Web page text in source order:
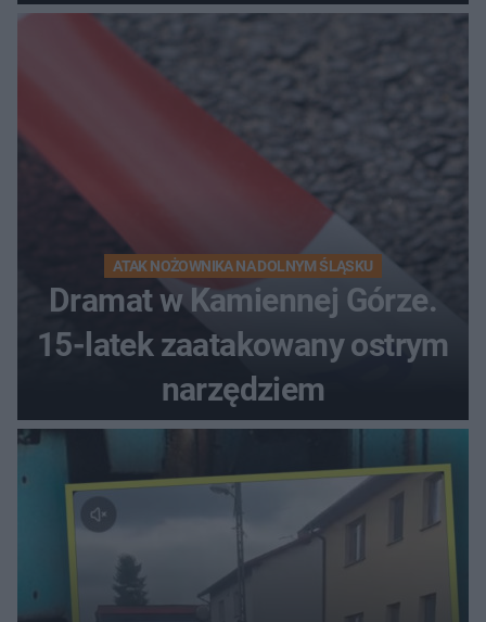
kierunek na urlop!
ATAK NOŻOWNIKA NA DOLNYM ŚLĄSKU
Dramat w Kamiennej Górze.
15-latek zaatakowany ostrym
narzędziem